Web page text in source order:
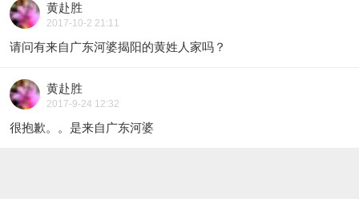
黄赴胜
2017-10-2 21:11
请问有来自广东河婆揭阳的黄姓人家吗？
黄赴胜
2017-9-24 12:32
很抱歉。。是来自广东河婆